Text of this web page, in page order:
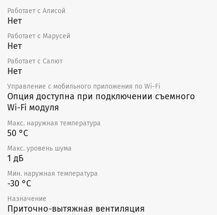
Работает с Алисой
Нет
Работает с Марусей
Нет
Работает с Салют
Нет
Управление c мобильного приложения по Wi-Fi
Опция доступна при подключении съемного
Wi-Fi модуля
Макс. наружная температура
50 °С
Макс. уровень шума
1 дБ
Мин. наружная температура
-30 °С
Назначение
Приточно-вытяжная вентиляция